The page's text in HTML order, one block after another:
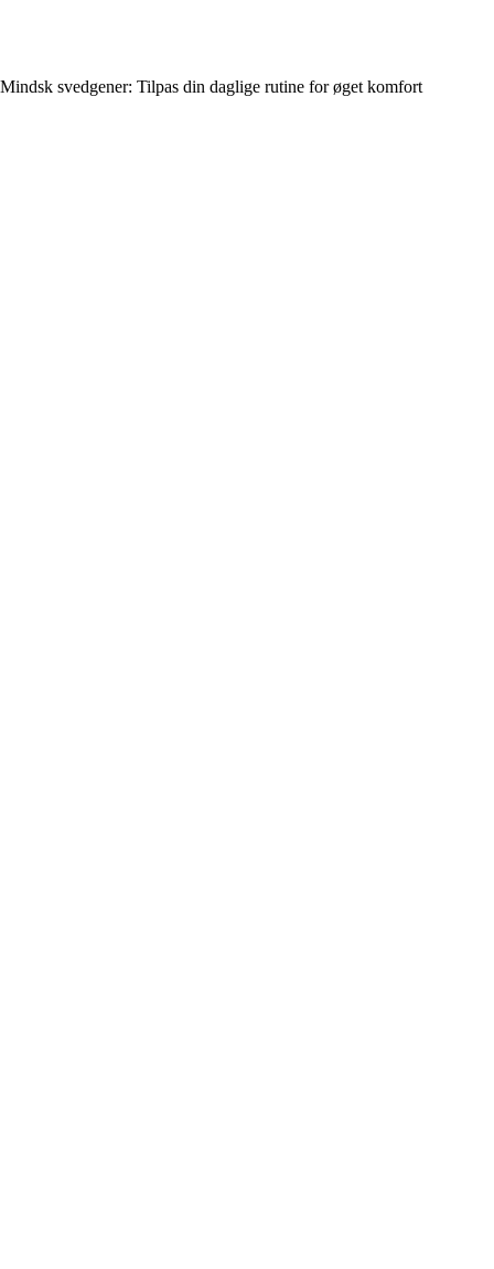
Mindsk svedgener: Tilpas din daglige rutine for øget komfort